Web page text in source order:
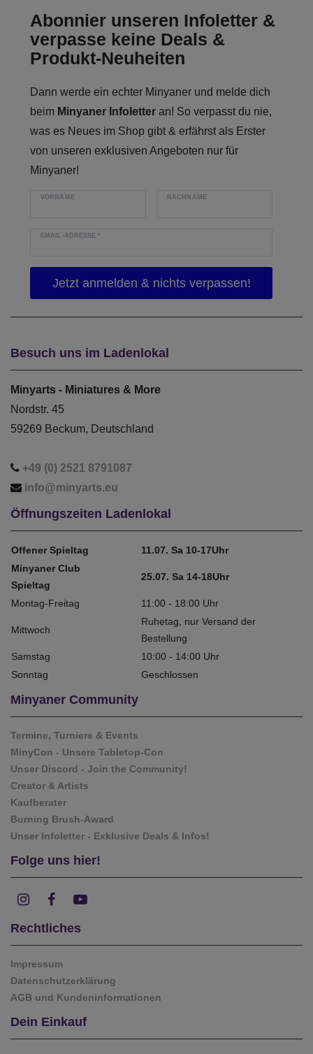
Abonnier unseren Infoletter &
verpasse keine Deals &
Produkt-Neuheiten
Dann werde ein echter Minyaner und melde dich
beim Minyaner Infoletter an! So verpasst du nie,
was es Neues im Shop gibt & erfährst als Erster
von unseren exklusiven Angeboten nur für
Minyaner!
VORNAME NACHNAME
EMAIL-ADRESSE*
Besuch uns im Ladenlokal
Minyarts - Miniatures & More
Nordstr. 45
59269 Beckum, Deutschland
+49 (0) 2521 8791087
info@minyarts.eu
Öffnungszeiten Ladenlokal
Offener Spieltag
11.07. Sa 10-17Uhr
Minyaner Club
Spieltag
25.07. Sa 14-18Uhr
Montag-Freitag 11:00 - 18:00 Uhr
Mittwoch
Ruhetag, nur Versand der
Bestellung
Samstag
10:00 - 14:00 Uhr
Sonntag
Geschlossen
Minyaner Community
Termine, Turniere & Events
MinyCon - Unsere Tabletop-Con
Unser Discord - Join the Community!
Creator & Artists
Kaufberater
Burning Brush-Award
Unser Infoletter - Exklusive Deals & Infos!
Folge uns hier!
Rechtliches
Impressum
Datenschutzerklärung
AGB und Kundeninformationen
Dein Einkauf